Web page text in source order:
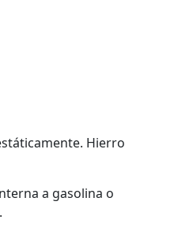
Hierro
a gasolina o